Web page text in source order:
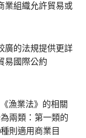
業組織允許貿易或
廣的法規提供更詳
易國際公約
漁業法》的相關
兩類：第一類的
則適用商業目